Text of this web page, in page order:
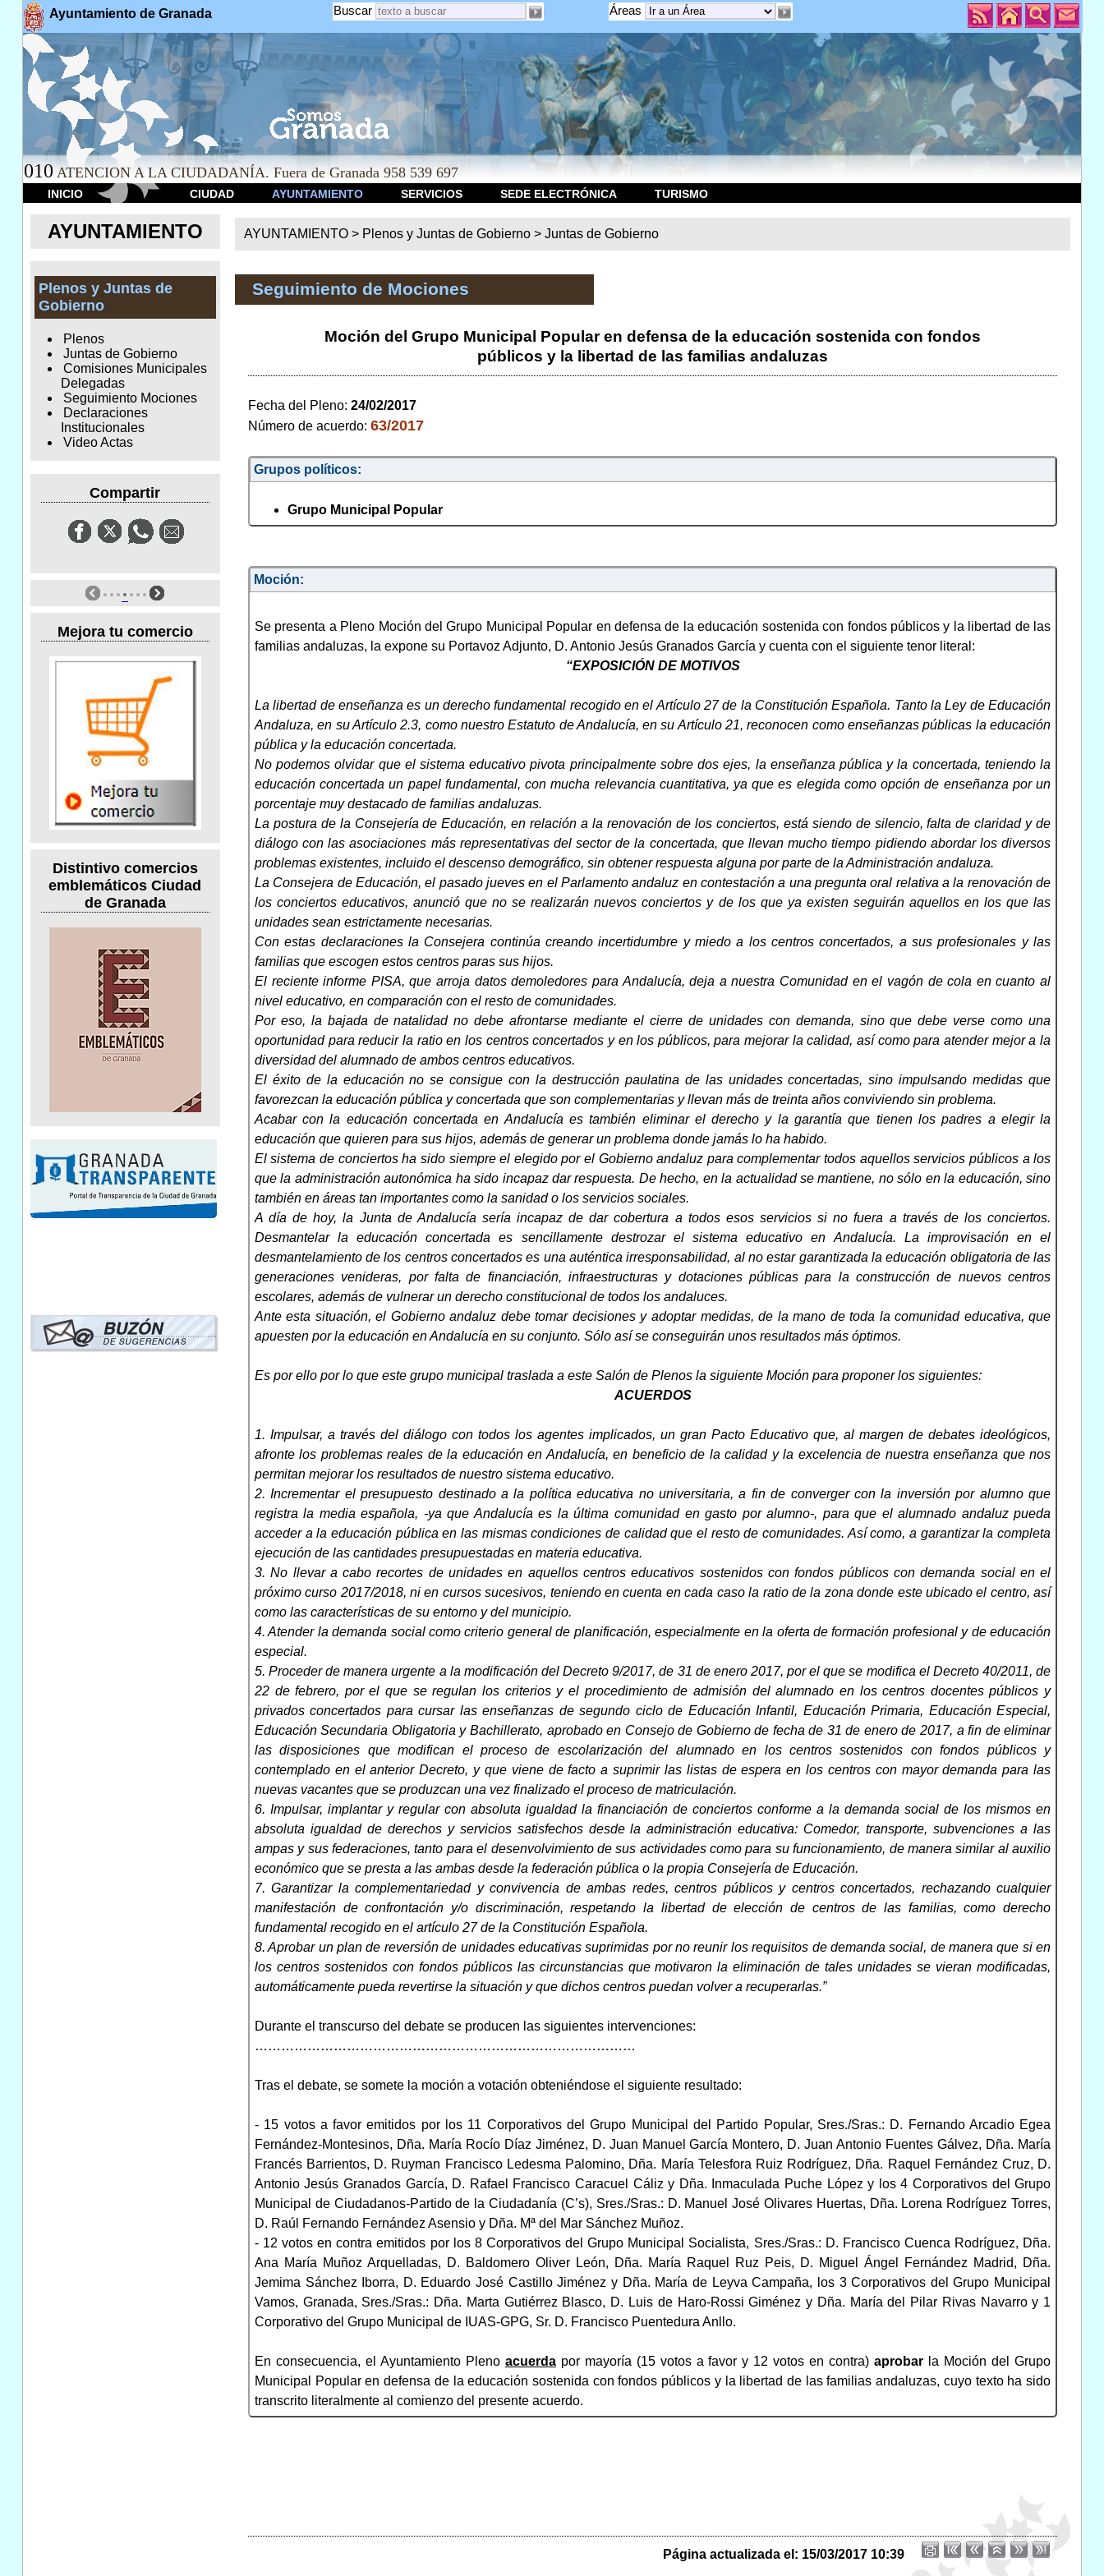
Ayuntamiento de Granada Áreas
Buscar
010 ATENCION A LA CIUDADANÍA. Fuera de Granada 958 539 697
INICIO CIUDAD AYUNTAMIENTO SERVICIOS SEDE ELECTRÓNICA TURISMO
AYUNTAMIENTO
Plenos y Juntas de
Gobierno
Plenos
Juntas de Gobierno
Comisiones Municipales
Delegadas
Seguimiento Mociones
Declaraciones
Institucionales
Video Actas
Compartir
Mejora tu comercio
Distintivo comercios
emblemáticos Ciudad
de Granada
AYUNTAMIENTO > Plenos y Juntas de Gobierno >Juntas de Gobierno
Seguimiento de Mociones
Moción del Grupo Municipal Popular en defensa de la educación sostenida con fondos
públicos y la libertad de las familias andaluzas
Fecha del Pleno: 24/02/2017
Número de acuerdo: 63/2017
Grupos políticos:
Grupo Municipal Popular
Moción:
Se presenta a Pleno Moción del Grupo Municipal Popular en defensa de la educación sostenida con fondos públicos y la libertad de las
familias andaluzas, la expone su Portavoz Adjunto, D. Antonio Jesús Granados García y cuenta con el siguiente tenor literal:
“EXPOSICIÓN DE MOTIVOS
La libertad de enseñanza es un derecho fundamental recogido en el Artículo 27 de la Constitución Española. Tanto la Ley de Educación
Andaluza, en su Artículo 2.3, como nuestro Estatuto de Andalucía, en su Artículo 21, reconocen como enseñanzas públicas la educación
pública y la educación concertada.
No podemos olvidar que el sistema educativo pivota principalmente sobre dos ejes, la enseñanza pública y la concertada, teniendo la
educación concertada un papel fundamental, con mucha relevancia cuantitativa, ya que es elegida como opción de enseñanza por un
porcentaje muy destacado de familias andaluzas.
La postura de la Consejería de Educación, en relación a la renovación de los conciertos, está siendo de silencio, falta de claridad y de
diálogo con las asociaciones más representativas del sector de la concertada, que llevan mucho tiempo pidiendo abordar los diversos
problemas existentes, incluido el descenso demográfico, sin obtener respuesta alguna por parte de la Administración andaluza.
La Consejera de Educación, el pasado jueves en el Parlamento andaluz en contestación a una pregunta oral relativa a la renovación de
los conciertos educativos, anunció que no se realizarán nuevos conciertos y de los que ya existen seguirán aquellos en los que las
unidades sean estrictamente necesarias.
Con estas declaraciones la Consejera continúa creando incertidumbre y miedo a los centros concertados, a sus profesionales y las
familias que escogen estos centros paras sus hijos.
El reciente informe PISA, que arroja datos demoledores para Andalucía, deja a nuestra Comunidad en el vagón de cola en cuanto al
nivel educativo, en comparación con el resto de comunidades.
Por eso, la bajada de natalidad no debe afrontarse mediante el cierre de unidades con demanda, sino que debe verse como una
oportunidad para reducir la ratio en los centros concertados y en los públicos, para mejorar la calidad, así como para atender mejor a la
diversidad del alumnado de ambos centros educativos.
El éxito de la educación no se consigue con la destrucción paulatina de las unidades concertadas, sino impulsando medidas que
favorezcan la educación pública y concertada que son complementarias y llevan más de treinta años conviviendo sin problema.
Acabar con la educación concertada en Andalucía es también eliminar el derecho y la garantía que tienen los padres a elegir la
educación que quieren para sus hijos, además de generar un problema donde jamás lo ha habido.
El sistema de conciertos ha sido siempre el elegido por el Gobierno andaluz para complementar todos aquellos servicios públicos a los
que la administración autonómica ha sido incapaz dar respuesta. De hecho, en la actualidad se mantiene, no sólo en la educación, sino
también en áreas tan importantes como la sanidad o los servicios sociales.
A día de hoy, la Junta de Andalucía sería incapaz de dar cobertura a todos esos servicios si no fuera a través de los conciertos.
Desmantelar la educación concertada es sencillamente destrozar el sistema educativo en Andalucía. La improvisación en el
desmantelamiento de los centros concertados es una auténtica irresponsabilidad, al no estar garantizada la educación obligatoria de las
generaciones venideras, por falta de financiación, infraestructuras y dotaciones públicas para la construcción de nuevos centros
escolares, además de vulnerar un derecho constitucional de todos los andaluces.
Ante esta situación, el Gobierno andaluz debe tomar decisiones y adoptar medidas, de la mano de toda la comunidad educativa, que
apuesten por la educación en Andalucía en su conjunto. Sólo así se conseguirán unos resultados más óptimos.
Es por ello por lo que este grupo municipal traslada a este Salón de Plenos la siguiente Moción para proponer los siguientes:
ACUERDOS
1. Impulsar, a través del diálogo con todos los agentes implicados, un gran Pacto Educativo que, al margen de debates ideológicos,
afronte los problemas reales de la educación en Andalucía, en beneficio de la calidad y la excelencia de nuestra enseñanza que nos
permitan mejorar los resultados de nuestro sistema educativo.
2. Incrementar el presupuesto destinado a la política educativa no universitaria, a fin de converger con la inversión por alumno que
registra la media española, -ya que Andalucía es la última comunidad en gasto por alumno-, para que el alumnado andaluz pueda
acceder a la educación pública en las mismas condiciones de calidad que el resto de comunidades. Así como, a garantizar la completa
ejecución de las cantidades presupuestadas en materia educativa.
3. No llevar a cabo recortes de unidades en aquellos centros educativos sostenidos con fondos públicos con demanda social en el
próximo curso 2017/2018, ni en cursos sucesivos, teniendo en cuenta en cada caso la ratio de la zona donde este ubicado el centro, así
como las características de su entorno y del municipio.
4. Atender la demanda social como criterio general de planificación, especialmente en la oferta de formación profesional y de educación
especial.
5. Proceder de manera urgente a la modificación del Decreto 9/2017, de 31 de enero 2017, por el que se modifica el Decreto 40/2011, de
22 de febrero, por el que se regulan los criterios y el procedimiento de admisión del alumnado en los centros docentes públicos y
privados concertados para cursar las enseñanzas de segundo ciclo de Educación Infantil, Educación Primaria, Educación Especial,
Educación Secundaria Obligatoria y Bachillerato, aprobado en Consejo de Gobierno de fecha de 31 de enero de 2017, a fin de eliminar
las disposiciones que modifican el proceso de escolarización del alumnado en los centros sostenidos con fondos públicos y
contemplado en el anterior Decreto, y que viene de facto a suprimir las listas de espera en los centros con mayor demanda para las
nuevas vacantes que se produzcan una vez finalizado el proceso de matriculación.
6. Impulsar, implantar y regular con absoluta igualdad la financiación de conciertos conforme a la demanda social de los mismos en
absoluta igualdad de derechos y servicios satisfechos desde la administración educativa: Comedor, transporte, subvenciones a las
ampas y sus federaciones, tanto para el desenvolvimiento de sus actividades como para su funcionamiento, de manera similar al auxilio
económico que se presta a las ambas desde la federación pública o la propia Consejería de Educación.
7. Garantizar la complementariedad y convivencia de ambas redes, centros públicos y centros concertados, rechazando cualquier
manifestación de confrontación y/o discriminación, respetando la libertad de elección de centros de las familias, como derecho
fundamental recogido en el artículo 27 de la Constitución Española.
8. Aprobar un plan de reversión de unidades educativas suprimidas por no reunir los requisitos de demanda social, de manera que si en
los centros sostenidos con fondos públicos las circunstancias que motivaron la eliminación de tales unidades se vieran modificadas,
automáticamente pueda revertirse la situación y que dichos centros puedan volver a recuperarlas.”
Durante el transcurso del debate se producen las siguientes intervenciones:
……………………………………………………………………………
Tras el debate, se somete la moción a votación obteniéndose el siguiente resultado:
- 15 votos a favor emitidos por los 11 Corporativos del Grupo Municipal del Partido Popular, Sres./Sras.: D. Fernando Arcadio Egea
Fernández-Montesinos, Dña. María Rocío Díaz Jiménez, D. Juan Manuel García Montero, D. Juan Antonio Fuentes Gálvez, Dña. María
Francés Barrientos, D. Ruyman Francisco Ledesma Palomino, Dña. María Telesfora Ruiz Rodríguez, Dña. Raquel Fernández Cruz, D.
Antonio Jesús Granados García, D. Rafael Francisco Caracuel Cáliz y Dña. Inmaculada Puche López y los 4 Corporativos del Grupo
Municipal de Ciudadanos-Partido de la Ciudadanía (C’s), Sres./Sras.: D. Manuel José Olivares Huertas, Dña. Lorena Rodríguez Torres,
D. Raúl Fernando Fernández Asensio y Dña. Mª del Mar Sánchez Muñoz.
- 12 votos en contra emitidos por los 8 Corporativos del Grupo Municipal Socialista, Sres./Sras.: D. Francisco Cuenca Rodríguez, Dña.
Ana María Muñoz Arquelladas, D. Baldomero Oliver León, Dña. María Raquel Ruz Peis, D. Miguel Ángel Fernández Madrid, Dña.
Jemima Sánchez Iborra, D. Eduardo José Castillo Jiménez y Dña. María de Leyva Campaña, los 3 Corporativos del Grupo Municipal
Vamos, Granada, Sres./Sras.: Dña. Marta Gutiérrez Blasco, D. Luis de Haro-Rossi Giménez y Dña. María del Pilar Rivas Navarro y 1
Corporativo del Grupo Municipal de IUAS-GPG, Sr. D. Francisco Puentedura Anllo.
En consecuencia, el Ayuntamiento Pleno acuerdapor mayoría (15 votos a favor y 12 votos en contra)aprobar la Moción del Grupo
Municipal Popular en defensa de la educación sostenida con fondos públicos y la libertad de las familias andaluzas, cuyo texto ha sido
transcrito literalmente al comienzo del presente acuerdo.
Página actualizada el: 15/03/2017 10:39